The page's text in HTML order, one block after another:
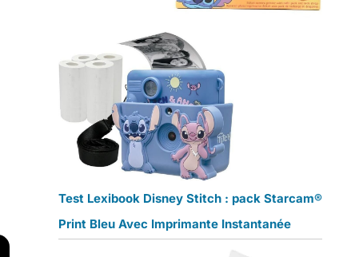
Test Lexibook Disney Stitch : pack Starcam®
Print Bleu Avec Imprimante Instantanée